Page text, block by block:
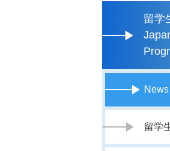
留学
News
留学